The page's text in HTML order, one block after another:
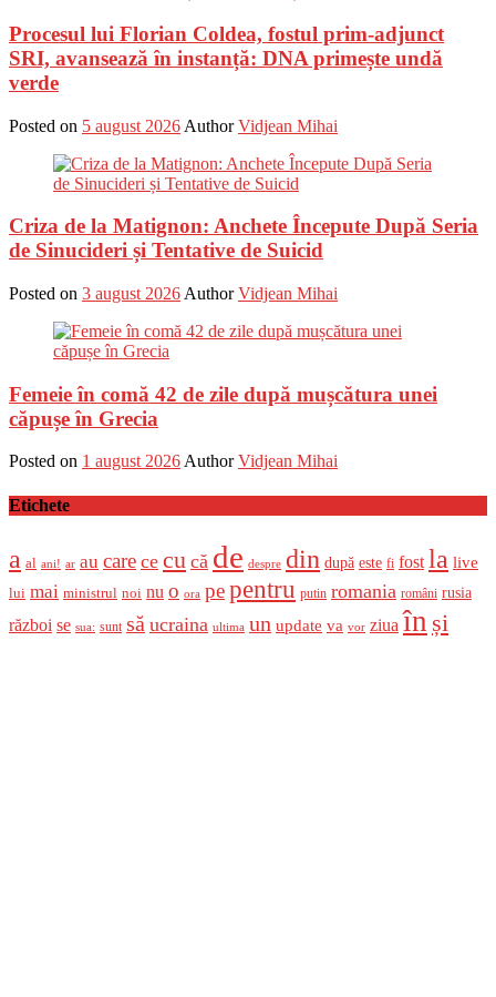
Procesul lui Florian Coldea, fostul prim-adjunct
SRI, avansează în instanță: DNA primește undă
verde
Posted on 5 august 2026 Author Vidjean Mihai
Criza de la Matignon: Anchete Începute După Seria
de Sinucideri și Tentative de Suicid
Posted on 3 august 2026 Author Vidjean Mihai
Femeie în comă 42 de zile după mușcătura unei
căpușe în Grecia
Posted on 1 august 2026 Author Vidjean Mihai
Etichete
a al ani! ar au care ce cu că de despre din după este fi fost la live
lui mai ministrul noi nu o ora pepentru putin romania români rusia
război se sua: sunt să ucraina ultima un update va vor ziua în și